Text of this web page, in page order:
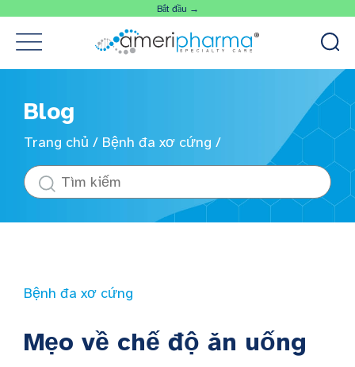
Bắt đầu →
Blog
Trang chủ / Bệnh đa xơ cứng /
Bệnh đa xơ cứng
Mẹo về chế độ ăn uống